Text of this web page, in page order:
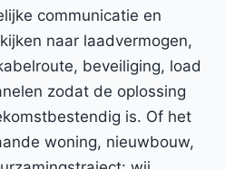
communicatie en
naar laadvermogen,
beveiliging, load
zodat de oplossing
is. Of het
woning, nieuwbouw,